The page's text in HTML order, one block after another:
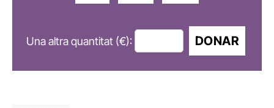
Una altra quantitat (€): DONAR